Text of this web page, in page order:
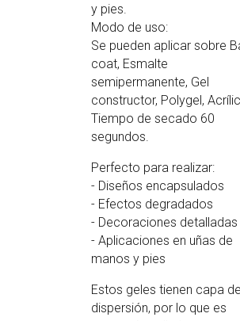
y pies.
Modo de uso:
Se pueden aplicar sobre
coat, Esmalte
semipermanente, Gel
constructor, Polygel,
Tiempo de secado 60
segundos.
Perfecto para realizar:
- Diseños encapsulados
- Efectos degradados
- Decoraciones detalladas
- Aplicaciones en uñas de
manos y pies
Estos geles tienen capa de
dispersión, por lo que es